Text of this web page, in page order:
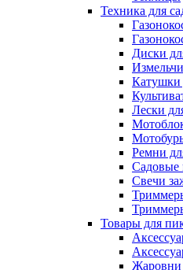
Техника для
Диски
Катушки
Лески
Ремни
Садовые
Свечи
Товары для
Жаровни